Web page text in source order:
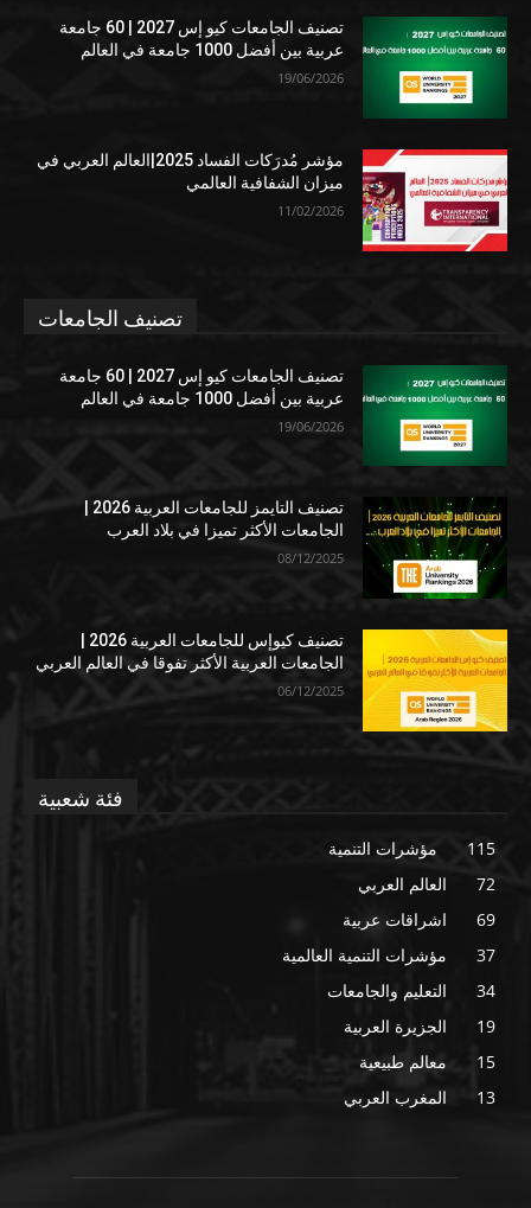
تصنيف الجامعات كيو إس 2027 | 60 جامعة
عربية بين أفضل 1000 جامعة في العالم
19/06/2026
مؤشر مُدرَكات الفساد 2025|العالم العربي في
ميزان الشفافية العالمي
11/02/2026
تصنيف الجامعات
تصنيف الجامعات كيو إس 2027 | 60 جامعة
عربية بين أفضل 1000 جامعة في العالم
19/06/2026
الجامعات الأكثر تميزا في بلاد العرب
08/12/2025
الجامعات العربية الأكثر تفوقا في العالم العربي
06/12/2025
فئة شعبية
مؤشرات التنمية
115
العالم العربي
72
اشراقات عربية
69
مؤشرات التنمية العالمية
37
التعليم والجامعات
34
الجزيرة العربية
19
معالم طبيعية
15
المغرب العربي
13